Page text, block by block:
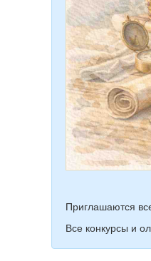
Приглашаются
Все конкурсы и